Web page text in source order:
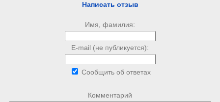
Написать отзыв
Имя, фамилия:
E-mail (не публикуется):
Сообщить об ответах
Комментарий